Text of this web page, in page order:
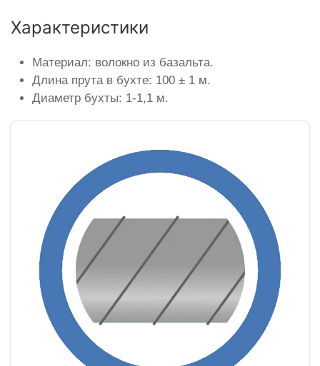
Характеристики
Материал: волокно из базальта.
Длина прута в бухте: 100 ± 1 м.
Диаметр бухты: 1-1,1 м.